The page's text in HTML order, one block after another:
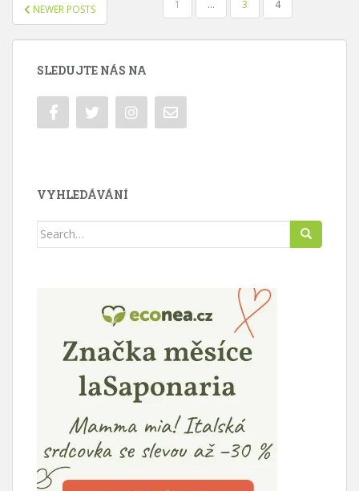
PRO
PŘÍSPĚVKY
NEWER POSTS 1 … 3 4
SLEDUJTE NÁS NA
VYHLEDÁVÁNÍ
Search